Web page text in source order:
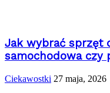
Jak wybrać sprzęt
samochodowa czy
Ciekawostki 27 maja, 2026